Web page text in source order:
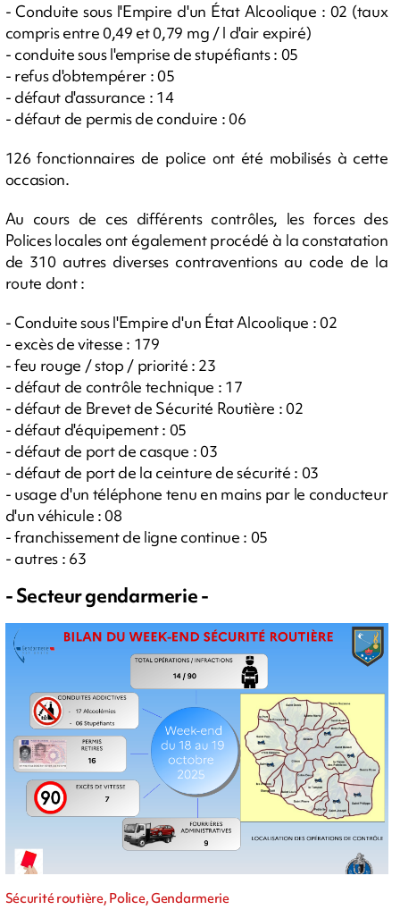
- Conduite sous l'Empire d'un État Alcoolique : 02 (taux
compris entre 0,49 et 0,79 mg / l d'air expiré)
- conduite sous l'emprise de stupéfiants : 05
- refus d'obtempérer : 05
- défaut d'assurance : 14
- défaut de permis de conduire : 06
126 fonctionnaires de police ont été mobilisés à cette
occasion.
Au cours de ces différents contrôles, les forces des
Polices locales ont également procédé à la constatation
de 310 autres diverses contraventions au code de la
route dont :
- Conduite sous l'Empire d'un État Alcoolique : 02
- excès de vitesse : 179
- feu rouge / stop / priorité : 23
- défaut de contrôle technique : 17
- défaut de Brevet de Sécurité Routière : 02
- défaut d'équipement : 05
- défaut de port de casque : 03
- défaut de port de la ceinture de sécurité : 03
- usage d'un téléphone tenu en mains par le conducteur
d'un véhicule : 08
- franchissement de ligne continue : 05
- autres : 63
- Secteur gendarmerie -
Sécurité routière, Police, Gendarmerie